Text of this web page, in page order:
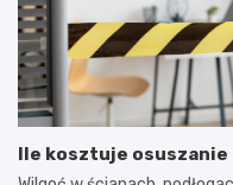
Ile kosztuje osuszanie